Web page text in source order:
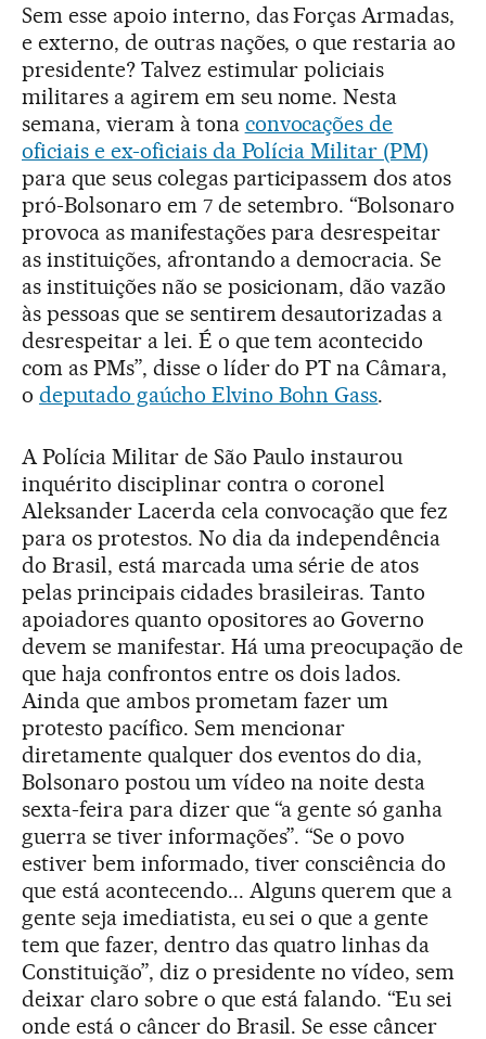
Sem esse apoio interno, das Forças Armadas,
e externo, de outras nações, o que restaria ao
presidente? Talvez estimular policiais
militares a agirem em seu nome. Nesta
semana, vieram à tona convocações de
oficiais e ex-oficiais da Polícia Militar (PM)
para que seus colegas participassem dos atos
pró-Bolsonaro em 7 de setembro. “Bolsonaro
provoca as manifestações para desrespeitar
as instituições, afrontando a democracia. Se
as instituições não se posicionam, dão vazão
às pessoas que se sentirem desautorizadas a
desrespeitar a lei. É o que tem acontecido
com as PMs”, disse o líder do PT na Câmara,
o deputado gaúcho Elvino Bohn Gass.
A Polícia Militar de São Paulo instaurou
inquérito disciplinar contra o coronel
Aleksander Lacerda cela convocação que fez
para os protestos. No dia da independência
do Brasil, está marcada uma série de atos
pelas principais cidades brasileiras. Tanto
apoiadores quanto opositores ao Governo
devem se manifestar. Há uma preocupação de
que haja confrontos entre os dois lados.
Ainda que ambos prometam fazer um
protesto pacífico. Sem mencionar
diretamente qualquer dos eventos do dia,
Bolsonaro postou um vídeo na noite desta
sexta-feira para dizer que “a gente só ganha
guerra se tiver informações”. “Se o povo
estiver bem informado, tiver consciência do
que está acontecendo... Alguns querem que a
gente seja imediatista, eu sei o que a gente
tem que fazer, dentro das quatro linhas da
Constituição”, diz o presidente no vídeo, sem
deixar claro sobre o que está falando. “Eu sei
onde está o câncer do Brasil. Se esse câncer